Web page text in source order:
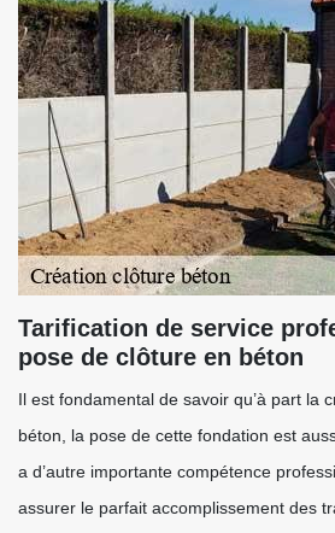
Tarification de service
pose de clôture en béton
Il est fondamental de savoir qu’à part la
béton, la pose de cette fondation est
a d’autre importante compétence
assurer le parfait accomplissement des